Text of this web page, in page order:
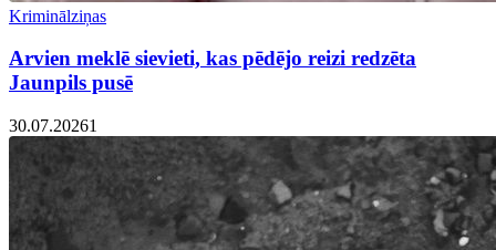
Kriminālziņas
Arvien meklē sievieti, kas pēdējo reizi redzēta
Jaunpils pusē
30.07.20261